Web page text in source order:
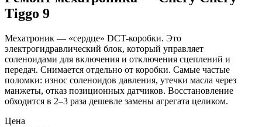
Tiggo 9
Мехатроник — «сердце» DCT-коробки. Это
электрогидравлический блок, который управляет
соленоидами для включения и отключения сцеплений и
передач. Снимается отдельно от коробки. Самые частые
поломки: износ соленоидов давления, утечки масла через
манжеты, отказ позиционных датчиков. Восстановление
обходится в 2–3 раза дешевле замены агрегата целиком.
Цена